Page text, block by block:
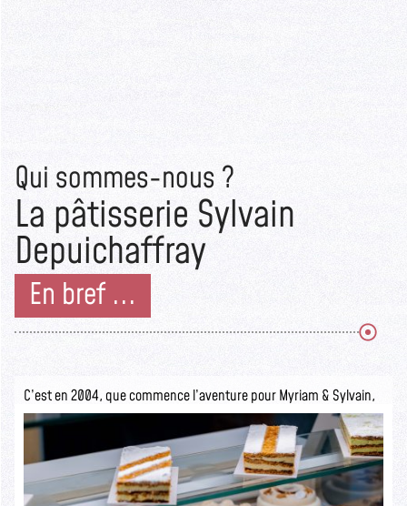
Qui sommes-nous ?
La pâtisserie Sylvain
Depuichaffray
En bref ...
C’est en 2004, que commence l’aventure pour Myriam & Sylvain,
ils ouvrent la pâtisserie Sylvain Depuichaffray dans une boutique
Seuls les initiés savent ce qui se cache derrière cette devanture
rustique.